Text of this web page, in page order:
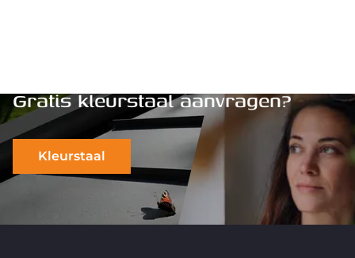
Gratis kleurstaal aanvragen?
Kleurstaal